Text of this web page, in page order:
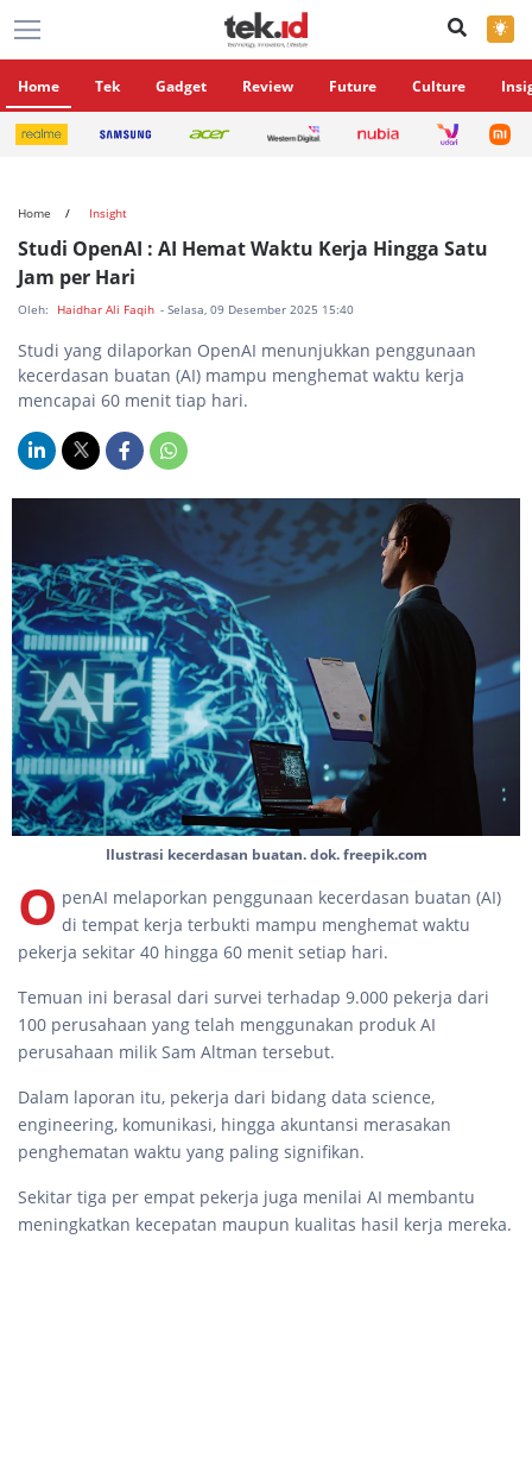
×
Home Tek Gadget Review Future Culture
Home Insight
Studi OpenAI : AI Hemat Waktu Kerja Hingga Satu
Jam per Hari
Oleh: Haidhar Ali Faqih - Selasa, 09 Desember 2025 15:40
Studi yang dilaporkan OpenAI menunjukkan penggunaan
kecerdasan buatan (AI) mampu menghemat waktu kerja
mencapai 60 menit tiap hari.
Ilustrasi kecerdasan buatan. dok. freepik.com
O penAI melaporkan penggunaan kecerdasan buatan (AI)
di tempat kerja terbukti mampu menghemat waktu
pekerja sekitar 40 hingga 60 menit setiap hari.
Temuan ini berasal dari survei terhadap 9.000 pekerja dari
100 perusahaan yang telah menggunakan produk AI
perusahaan milik Sam Altman tersebut.
Dalam laporan itu, pekerja dari bidang data science,
engineering, komunikasi, hingga akuntansi merasakan
penghematan waktu yang paling signifikan.
Sekitar tiga per empat pekerja juga menilai AI membantu
meningkatkan kecepatan maupun kualitas hasil kerja mereka.